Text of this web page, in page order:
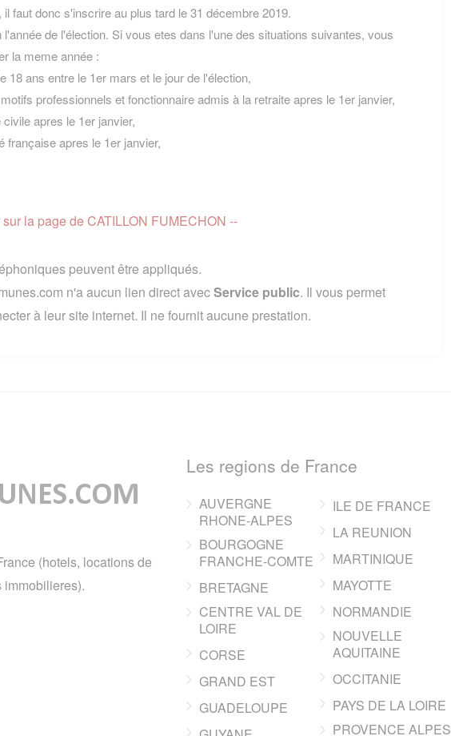
faut donc s'inscrire au plus tard le 31 décembre 2019.
de l'élection. Si vous etes dans l'une des situations suivantes, vous
la meme année :
18 ans entre le 1er mars et le jour de l'élection,
professionnels et fonctionnaire admis à la retraite apres le 1er janvier,
apres le 1er janvier,
française apres le 1er janvier,
la page de CATILLON FUMECHON --
peuvent être appliqués.
n'a aucun lien direct avecService public. Il vous permet
à leur site internet. Il ne fournit aucune prestation.
(hotels, locations de
Les regions de France
AUVERGNE
RHONE-ALPES
BOURGOGNE
FRANCHE-COMTE
BRETAGNE
CENTRE VAL DE
LOIRE
CORSE
GRAND EST
GUADELOUPE
ILE DE FRANCE
LA REUNION
MARTINIQUE
MAYOTTE
NORMANDIE
NOUVELLE
AQUITAINE
OCCITANIE
PAYS DE LA LOIRE
PROVENCE ALPES